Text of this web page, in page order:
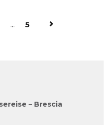
... 5
– Brescia